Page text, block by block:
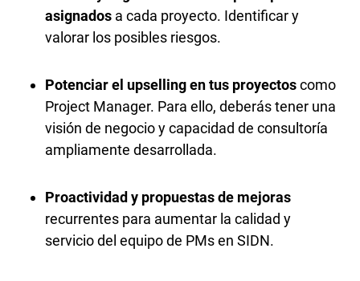
asignados a cada proyecto. Identificar y
valorar los posibles riesgos.
Potenciar el upselling en tus proyectoscomo
Project Manager. Para ello, deberás tener una
visión de negocio y capacidad de consultoría
ampliamente desarrollada.
Proactividad y propuestas de mejoras
recurrentes para aumentar la calidad y
servicio del equipo de PMs en SIDN.